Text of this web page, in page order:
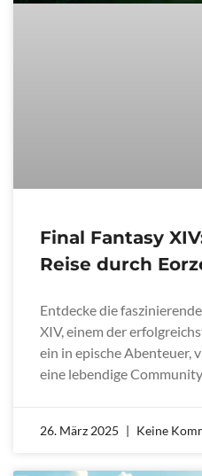
Final Fantasy
Reise durch
Entdecke die
XIV, einem der
ein in epische Abenteuer,
eine lebendige
26. März 2025 Keine